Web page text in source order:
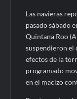
Las navieras
pasado sábado
Quintana Roo
suspendieron el
efectos de la
programado
en el macizo